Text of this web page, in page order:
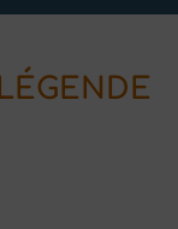
LÉGENDE